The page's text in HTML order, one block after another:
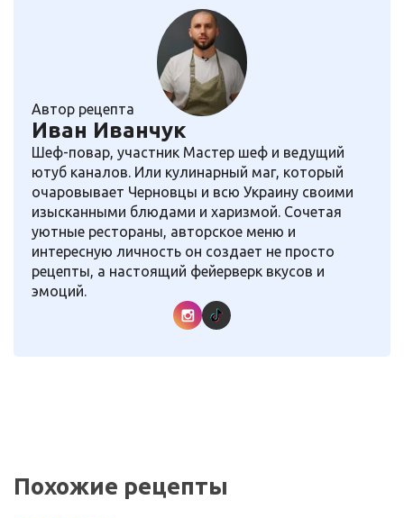
Автор рецепта
Иван Иванчук
Шеф-повар, участник Мастер шеф и ведущий
ютуб каналов. Или кулинарный маг, который
очаровывает Черновцы и всю Украину своими
изысканными блюдами и харизмой. Сочетая
уютные рестораны, авторское меню и
интересную личность он создает не просто
рецепты, а настоящий фейерверк вкусов и
эмоций.
Похожие рецепты